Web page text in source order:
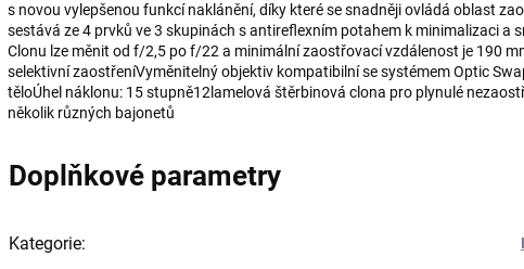
s novou vylepšenou funkcí naklánění, díky které se snadněji ovládá oblast
sestává ze 4 prvků ve 3 skupinách s antireflexním potahem k minimalizaci a
Clonu lze měnit od f/2,5 po f/22 a minimální zaostřovací vzdálenost je 190
selektivní zaostřeníVyměnitelný objektiv kompatibilní se systémem Optic
těloÚhel náklonu: 15 stupně12lamelová štěrbinová clona pro plynulé
několik různých bajonetů
Doplňkové parametry
Kategorie: